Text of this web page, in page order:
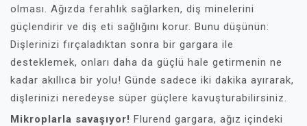
olması. Ağızda ferahlık sağlarken, diş minelerini
güçlendirir ve diş eti sağlığını korur. Bunu düşünün:
Dişlerinizi fırçaladıktan sonra bir gargara ile
desteklemek, onları daha da güçlü hale getirmenin ne
kadar akıllıca bir yolu! Günde sadece iki dakika ayırarak,
dişlerinizi neredeyse süper güçlere kavuşturabilirsiniz.
Mikroplarla savaşıyor! Flurend gargara, ağız içindeki